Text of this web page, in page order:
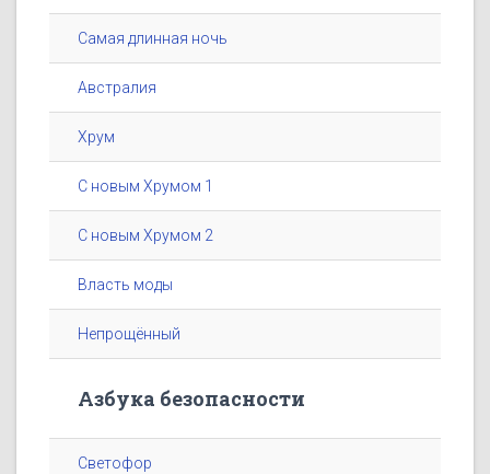
Самая длинная ночь
Австралия
Хрум
С новым Хрумом 1
С новым Хрумом 2
Власть моды
Непрощённый
Азбука безопасности
Светофор